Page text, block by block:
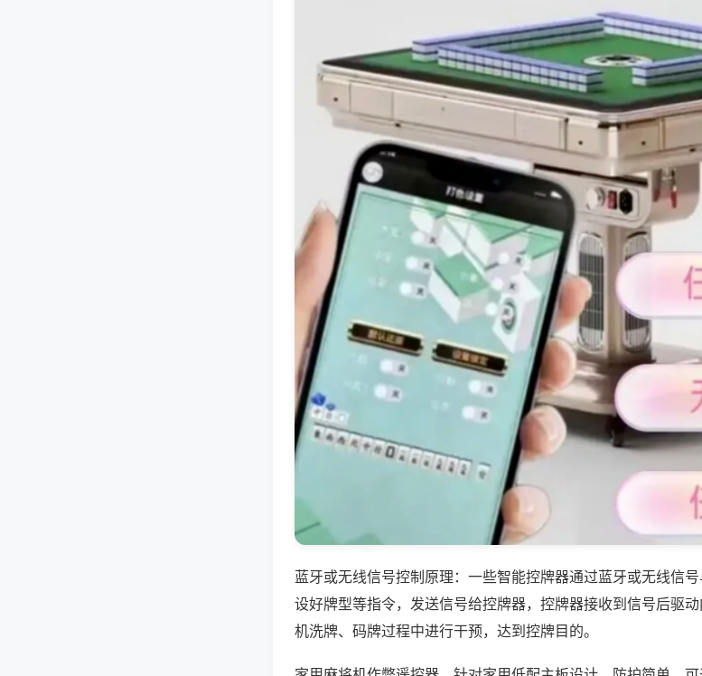
蓝牙或无线信号控制原理：一些智能控牌器通过蓝牙或无线信
设好牌型等指令，发送信号给控牌器，控牌器接收到信号后驱
机洗牌、码牌过程中进行干预，达到控牌目的。